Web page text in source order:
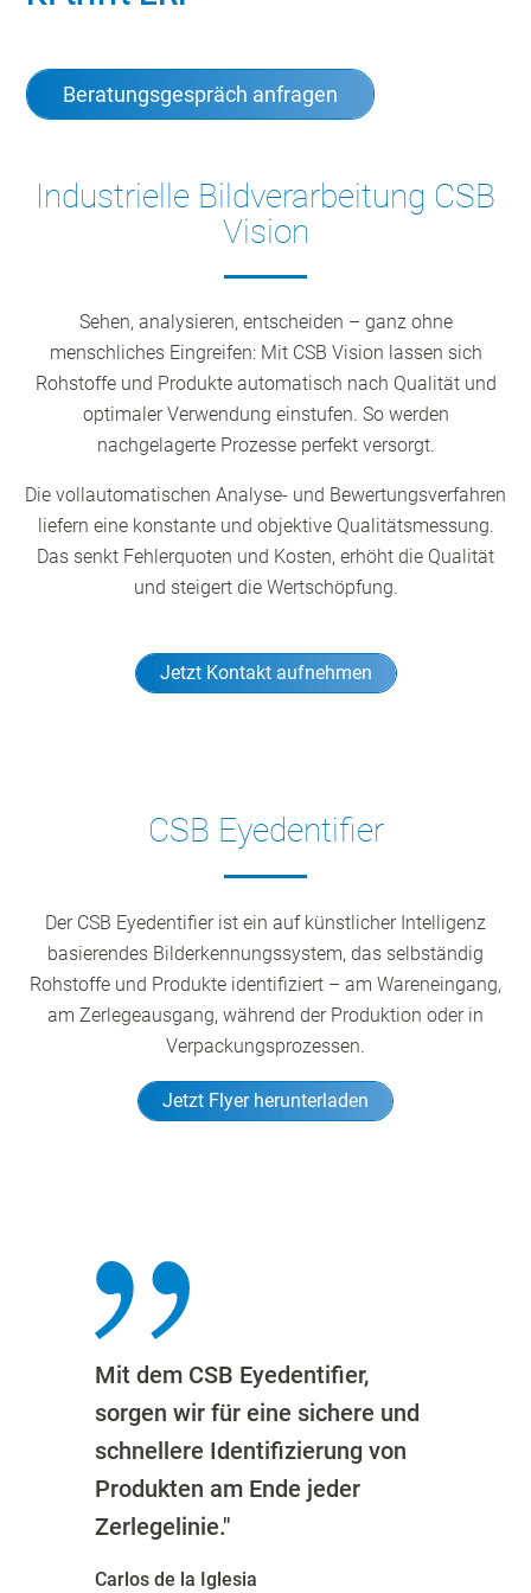
Beratungsgespräch anfragen
Industrielle Bildverarbeitung CSB
Vision
Sehen, analysieren, entscheiden – ganz ohne
menschliches Eingreifen: Mit CSB Vision lassen sich
Rohstoffe und Produkte automatisch nach Qualität und
optimaler Verwendung einstufen. So werden
nachgelagerte Prozesse perfekt versorgt.
Die vollautomatischen Analyse- und Bewertungsverfahren
liefern eine konstante und objektive Qualitätsmessung.
Das senkt Fehlerquoten und Kosten, erhöht die Qualität
und steigert die Wertschöpfung.
Jetzt Kontakt aufnehmen
CSB Eyedentifier
Der CSB Eyedentifier ist ein auf künstlicher Intelligenz
basierendes Bilderkennungssystem, das selbständig
Rohstoffe und Produkte identifiziert – am Wareneingang,
am Zerlegeausgang, während der Produktion oder in
Verpackungsprozessen.
Jetzt Flyer herunterladen
Mit dem CSB Eyedentifier,
sorgen wir für eine sichere und
schnellere Identifizierung von
Produkten am Ende jeder
Zerlegelinie."
Carlos de la Iglesia